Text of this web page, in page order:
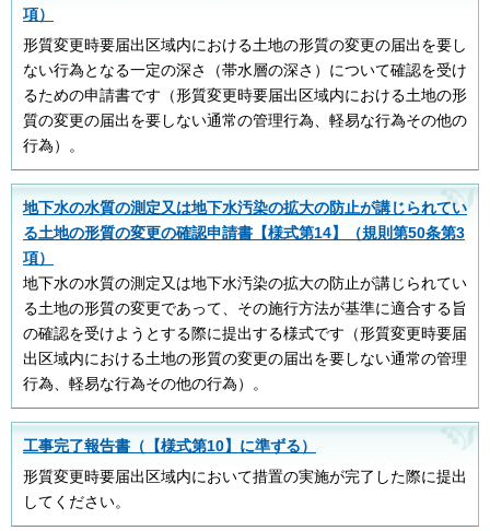
項）
形質変更時要届出区域内における土地の形質の変更の届出を要し
ない行為となる一定の深さ（帯水層の深さ）について確認を受け
るための申請書です（形質変更時要届出区域内における土地の形
質の変更の届出を要しない通常の管理行為、軽易な行為その他の
行為）。
地下水の水質の測定又は地下水汚染の拡大の防止が講じられてい
る土地の形質の変更の確認申請書【様式第14】（規則第50条第3
項）
地下水の水質の測定又は地下水汚染の拡大の防止が講じられてい
る土地の形質の変更であって、その施行方法が基準に適合する旨
の確認を受けようとする際に提出する様式です（形質変更時要届
出区域内における土地の形質の変更の届出を要しない通常の管理
行為、軽易な行為その他の行為）。
工事完了報告書（【様式第10】に準ずる）
形質変更時要届出区域内において措置の実施が完了した際に提出
してください。